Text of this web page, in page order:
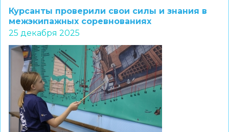
«Философская
лирика
А.
С.
Пушкина»
Курсанты проверили свои силы и знания в
межэкипажных соревнованиях
25 декабря 2025